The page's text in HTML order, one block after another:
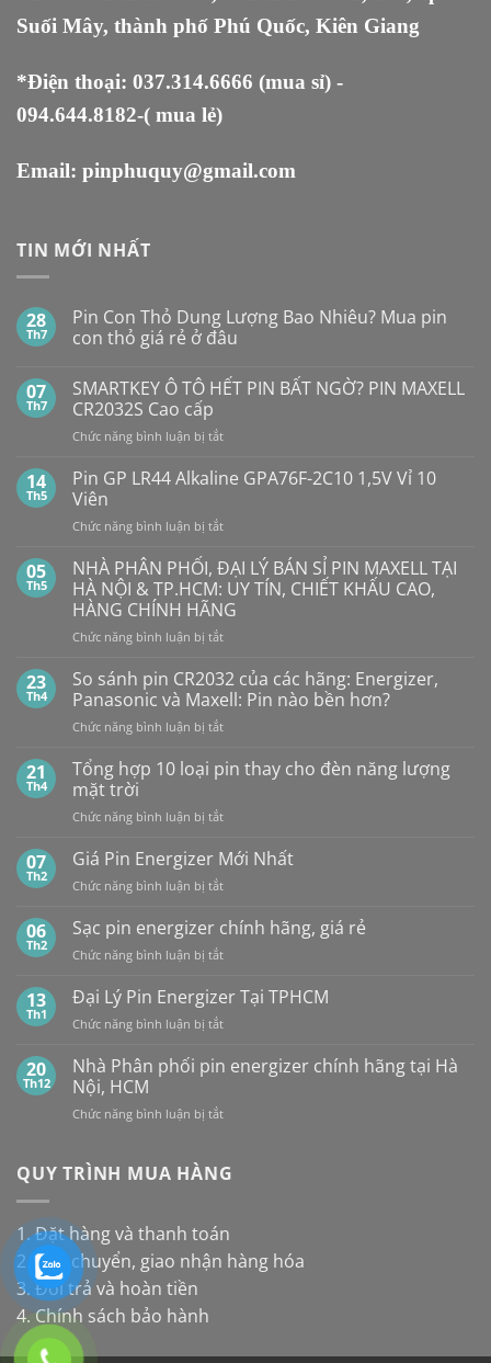
Suối Mây, thành phố Phú Quốc, Kiên Giang
*Điện thoại: 037.314.6666 (mua sỉ) -
094.644.8182-( mua lẻ)
Email: pinphuquy@gmail.com
TIN MỚI NHẤT
28
Th7
Pin Con Thỏ Dung Lượng Bao Nhiêu? Mua pin
con thỏ giá rẻ ở đâu
bình
luận
ở
Pin
Con
Dung
Lượng
Bao
Nhiêu?
Mua
con
thỏ
giá
rẻ
ở
đâu
07
Th7
SMARTKEY Ô TÔ HẾT PIN BẤT NGỜ? PIN MAXELL
CR2032S Cao cấp
Chức năng bình luận bị tắtở
Ô
PIN
NGỜ?
PIN
MAXELL
CR2032S Cao
cấp
14
Th5
Pin GP LR44 Alkaline GPA76F-2C10 1,5V Vỉ 10
Viên
Chức năng bình luận bị tắtở
GP
LR44
Alkaline
GPA76F-
2C10
Vỉ
10
Viên
05
Th5
NHÀ PHÂN PHỐI, ĐẠI LÝ BÁN SỈ PIN MAXELL TẠI
HÀ NỘI & TP.HCM: UY TÍN, CHIẾT KHẤU CAO,
HÀNG CHÍNH HÃNG
Chức năng bình luận bị tắtở
PHÂN
PHỐI,
ĐẠI
LÝ
SỈ
TẠI
NỘI
TÍN,
CHIẾT
CAO,
HÀNG
CHÍNH
23
Th4
So sánh pin CR2032 của các hãng: Energizer,
Panasonic và Maxell: Pin nào bền hơn?
Chức năng bình luận bị tắtở
sánh
của
hãng:
Panasonic
Maxell:
Pin
bền
hơn?
21
Th4
Tổng hợp 10 loại pin thay cho đèn năng lượng
mặt trời
Chức năng bình luận bị tắtở
hợp
loại
thay
đèn
lượng
mặt
07
Th2
Giá Pin Energizer Mới Nhất
Chức năng bình luận bị tắtở
Pin
Mới
06
Th2
Sạc pin energizer chính hãng, giá rẻ
Chức năng bình luận bị tắtở
pin
energizer
chính
giá
13
Th1
Đại Lý Pin Energizer Tại TPHCM
Chức năng bình luận bị tắtở
Lý
Tại
20
Th12
Nhà Phân phối pin energizer chính hãng tại Hà
Nội, HCM
Chức năng bình luận bị tắtở
phối
hãng
tại
QUY TRÌNH MUA HÀNG
1. Đặt hàng và thanh toán
2. Vận chuyển, giao nhận hàng hóa
3. Đổi trả và hoàn tiền
4. Chính sách bảo hành